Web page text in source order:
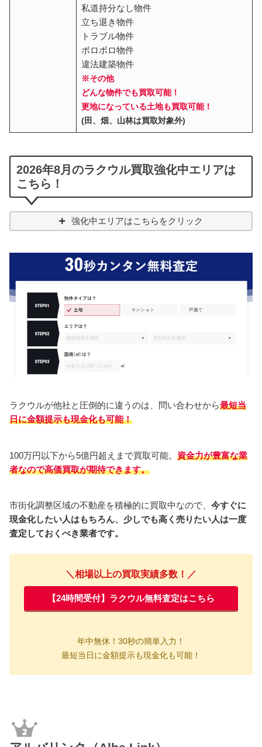
私道持分なし物件
立ち退き物件
トラブル物件
ボロボロ物件
違法建築物件
※その他
どんな物件でも買取可能！
更地になっている土地も買取可能！
(田、畑、山林は買取対象外)
2026年8月のラクウル買取強化中エリアは
こちら！
強化中エリアはこちらをクリック
ラクウルが他社と圧倒的に違うのは、問い合わせから最短当
日に金額提示も現金化も可能！
100万円以下から5億円超えまで買取可能。 資金力が豊富な業
者なので高価買取が期待できます。
市街化調整区域の不動産を積極的に買取中なので、 今すぐに
現金化したい人はもちろん、少しでも高く売りたい人は一度
査定しておくべき業者です。
＼相場以上の買取実績多数！／
【24時間受付】ラクウル無料査定はこちら
年中無休！ 30秒の簡単入力！
最短当日に金額提示も現金化も可能！